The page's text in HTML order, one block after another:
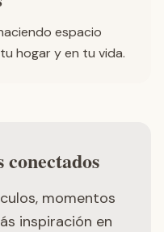
espacio
hogar y en tu vida.
momentos
inspiración en